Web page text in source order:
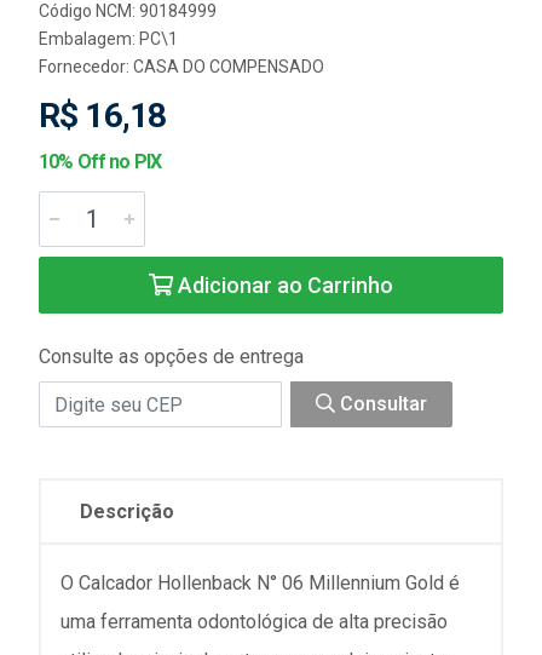
Código NCM: 90184999
Embalagem: PC\1
Fornecedor: CASA DO COMPENSADO
R$ 16,18
10% Off no PIX
Adicionar ao Carrinho
Consulte as opções de entrega
Consultar
Descrição
O Calcador Hollenback N° 06 Millennium Gold é
uma ferramenta odontológica de alta precisão